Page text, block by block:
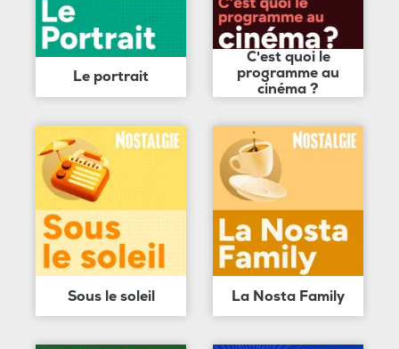
Le portrait
C'est quoi le
programme au
cinéma ?
Sous le soleil La Nosta Family